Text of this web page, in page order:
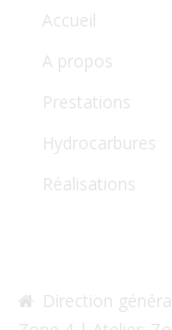
Accueil
A propos
Prestations
Hydrocarbures
Réalisations
Direction